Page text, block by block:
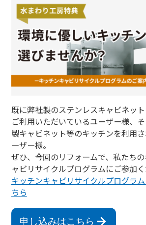
既に弊社製のステンレスキャビネッ
ご利用いただいているユーザー様、
製キャビネット等のキッチンを利用
ーザー様。
ぜひ、今回のリフォームで、私たち
ャビリサイクルプログラムにご参加く
キッチンキャビリサイクルプログラ
ちら
申し込みはこちら